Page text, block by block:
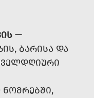
—
ᲑᲐᲠᲘᲡᲐ ᲓᲐ
ᲜᲝᲛᲠᲔᲑᲨᲘ,